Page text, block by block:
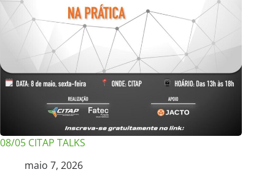
08/05 CITAP TALKS
maio 7, 2026